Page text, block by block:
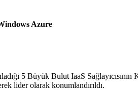
Azure
5 Büyük Bulut IaaS Sağlayıcısının
lider olarak konumlandırıldı.